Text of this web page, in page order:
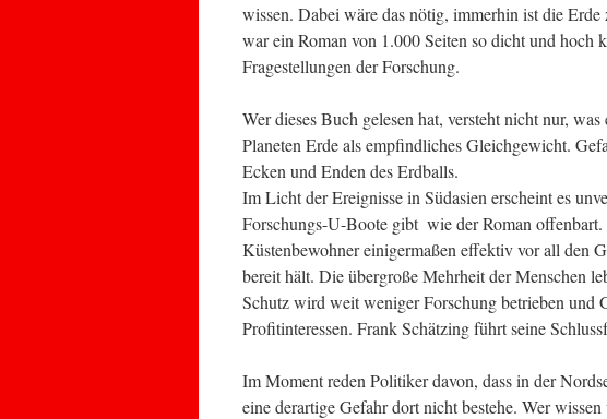
wissen. Dabei wäre das nötig, immerhin ist die
war ein Roman von 1.000 Seiten so dicht und hoch
Fragestellungen der Forschung.
Wer dieses Buch gelesen hat, versteht nicht nur,
Planeten Erde als empfindliches Gleichgewicht.
Ecken und Enden des Erdballs.
Im Licht der Ereignisse in Südasien erscheint es
Forschungs-U-Boote gibt  wie der Roman
Küstenbewohner einigermaßen effektiv vor all den
bereit hält. Die übergroße Mehrheit der Menschen
Schutz wird weit weniger Forschung betrieben und
Profitinteressen. Frank Schätzing führt seine
Im Moment reden Politiker davon, dass in der
eine derartige Gefahr dort nicht bestehe. Wer